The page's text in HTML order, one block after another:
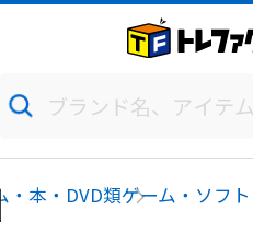
・本・DVD類ゲーム・ソフト